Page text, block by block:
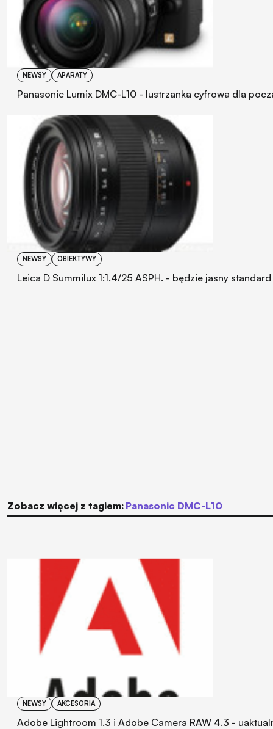
NEWSY APARATY
Panasonic Lumix DMC-L10 - lustrzanka cyfrowa dla
NEWSY OBIEKTYWY
Leica D Summilux 1:1.4/25 ASPH. - będzie jasny standard
Zobacz więcej z tagiem: Panasonic DMC-L10
NEWSY AKCESORIA
Adobe Lightroom 1.3 i Adobe Camera RAW 4.3 -